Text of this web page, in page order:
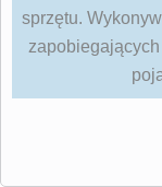
sprzętu.